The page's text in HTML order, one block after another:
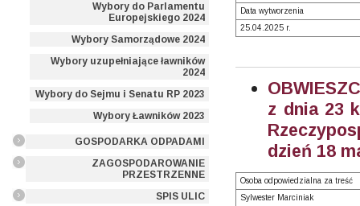
Wybory do Parlamentu
Europejskiego 2024
Wybory Samorządowe 2024
Wybory uzupełniające ławników
2024
Wybory do Sejmu i Senatu RP 2023
Wybory Ławników 2023
GOSPODARKA ODPADAMI
ZAGOSPODAROWANIE
PRZESTRZENNE
SPIS ULIC
Data wytworzenia
25.04.2025 r.
z dnia 23
dzień 18
Osoba odpowiedzialna za treść
Sylwester Marciniak